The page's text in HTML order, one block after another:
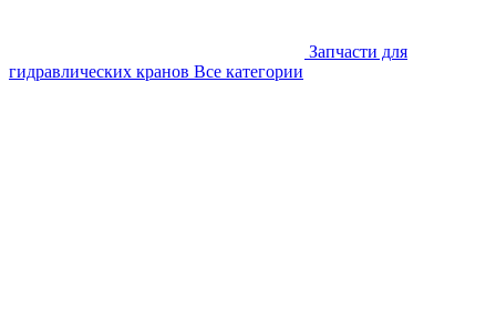
Запчасти для
гидравлических кранов Все категории